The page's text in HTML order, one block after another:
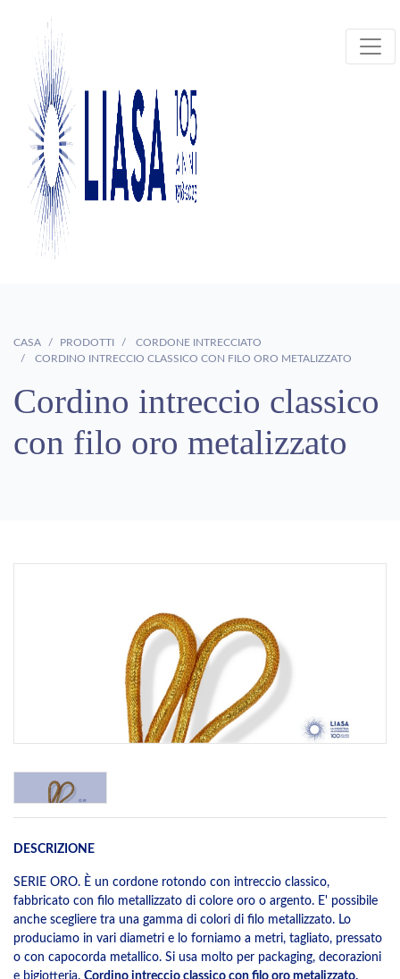
CASA PRODOTTI
CORDONE INTRECCIATO
CORDINO INTRECCIO CLASSICO CON FILO ORO METALIZZATO
Cordino intreccio classico
con filo oro metalizzato
DESCRIZIONE
SERIE ORO. È un cordone rotondo con intreccio classico,
fabbricato con filo metallizzato di colore oro o argento. E' possibile
anche scegliere tra una gamma di colori di filo metallizzato. Lo
produciamo in vari diametri e lo forniamo a metri, tagliato, pressato
o con capocorda metallico. Si usa molto per packaging, decorazioni
e bigiotteria. Cordino intreccio classico con filo oro metalizzato.